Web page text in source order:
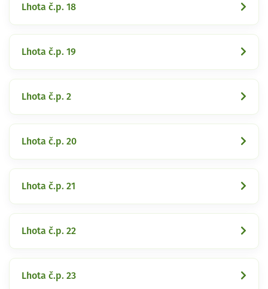
Lhota č.p. 18
Lhota č.p. 19
Lhota č.p. 2
Lhota č.p. 20
Lhota č.p. 21
Lhota č.p. 22
Lhota č.p. 23